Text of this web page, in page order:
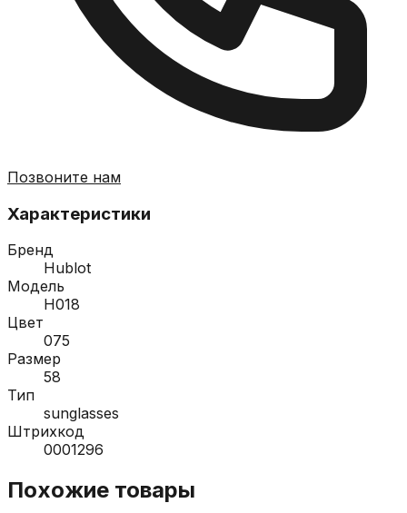
Позвоните нам
Характеристики
Бренд
Hublot
Модель
H018
Цвет
075
Размер
58
Тип
sunglasses
Штрихкод
0001296
Похожие товары